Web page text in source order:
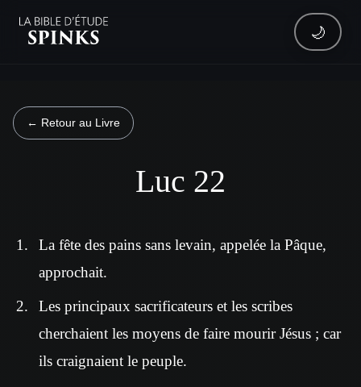
🌙
← Retour au Livre
Luc 22
La fête des pains sans levain, appelée la Pâque,
approchait.
Les principaux sacrificateurs et les scribes
cherchaient les moyens de faire mourir Jésus ; car
ils craignaient le peuple.